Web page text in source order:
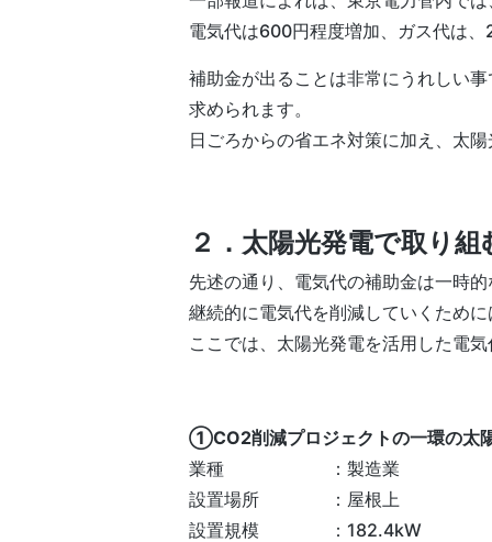
電気代は600円程度増加、ガス代は
補助金が出ることは非常にうれしい
求められます。
日ごろからの省エネ対策に加え、太
２． 太陽光発電で取り組
先述の通り、電気代の補助金は一時
継続的に電気代を削減していくため
ここでは、太陽光発電を活用した電
①CO2削減プロジェクトの一環の太
業種 ：製造業
設置場所 ：屋根上
設置規模 ：182.4kW